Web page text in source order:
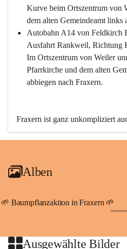
Kurve beim Ortszentrum von
dem alten Gemeindeamt links
Autobahn A14 von Feldkirch
Ausfahrt Rankweil, Richtung
Im Ortszentrum von Weiler
Pfarrkirche und dem alten
abbiegen nach Fraxern.
Fraxern ist ganz unkompliziert
den öffentlichen Verkehrsmitteln
An Samstagen, Sonn- und
persönlichen Linienbus zur
Haltestelle bestellen. Sowohl
beide Fahrten Weiler-Fraxern-
Alben
🌱 Baumpflanzaktion in Fraxern 🌱
Ausgewählte Bilder